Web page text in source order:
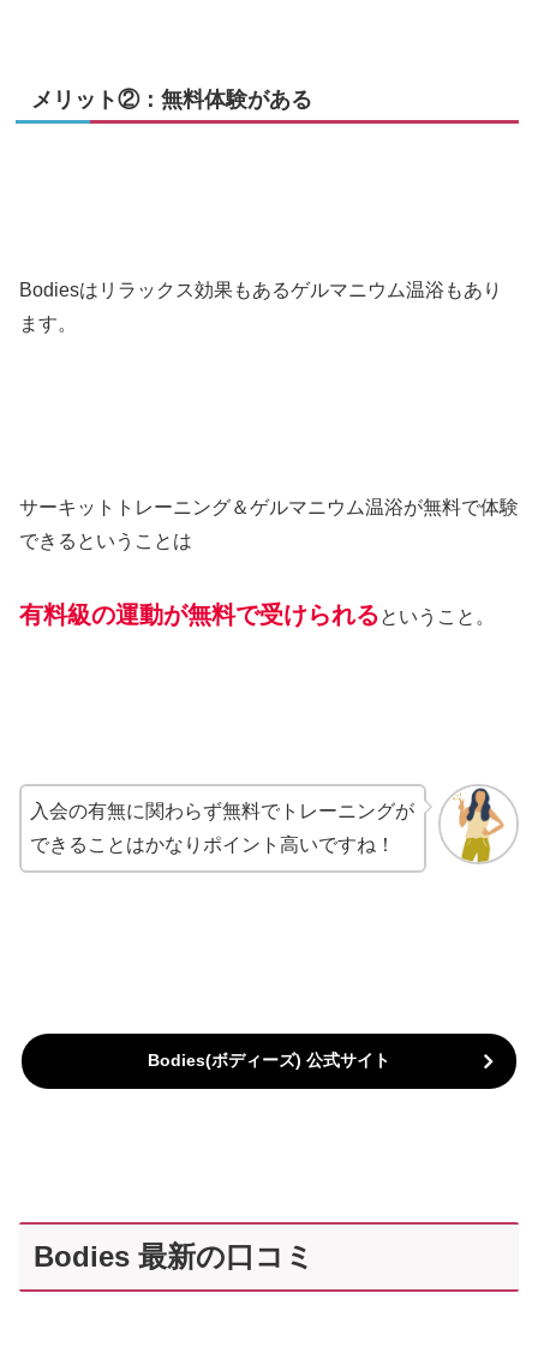
メリット②：無料体験がある
Bodiesはリラックス効果もあるゲルマニウム温浴もあり
ます。
サーキットトレーニング＆ゲルマニウム温浴が無料で体験
できるということは
有料級の運動が無料で受けられるということ。
入会の有無に関わらず無料でトレーニングが
できることはかなりポイント高いですね！
Bodies(ボディーズ) 公式サイト
Bodies 最新の口コミ